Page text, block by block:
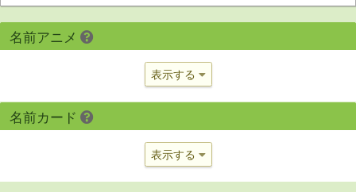
名前アニメ
表示する
名前カード
表示する